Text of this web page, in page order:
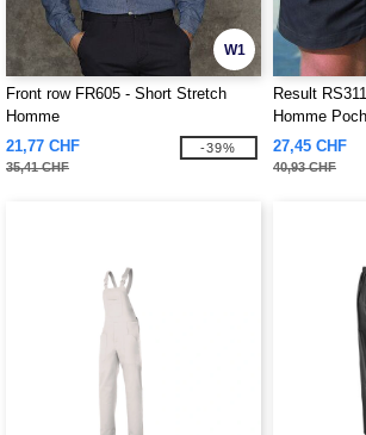
W1
Front row FR605 - Short Stretch
Homme
21,77 CHF
35,41 CHF
-39%
Result
Homme
27,45 CHF
40,93 CHF